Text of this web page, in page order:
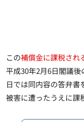
この補償金に課税され
平成30年2月6日閣議
日では同内容の答弁書
被害に遭ったうえに課